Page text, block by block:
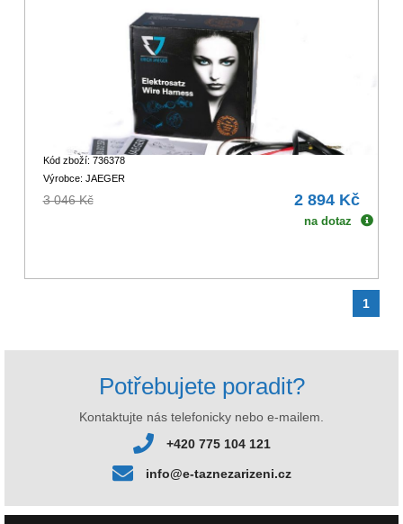
Kód zboží: 736378
Výrobce: JAEGER
3 046 Kč 2 894 Kč
na dotaz
1
Potřebujete poradit?
Kontaktujte nás telefonicky nebo e-mailem.
+420 775 104 121
info@e-taznezarizeni.cz